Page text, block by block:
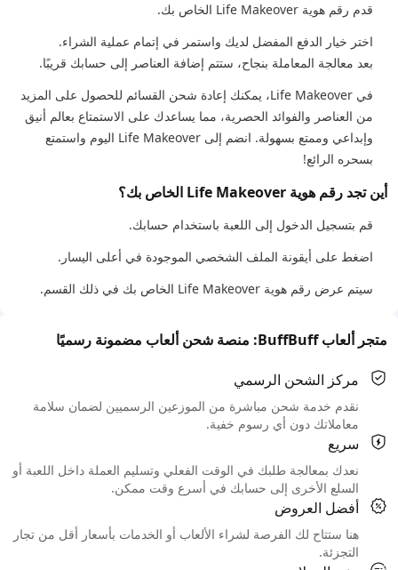
قدم رقم هوية Life Makeover الخاص بك.
اختر خيار الدفع المفضل لديك واستمر في إتمام عملية الشراء.
بعد معالجة المعاملة بنجاح، ستتم إضافة العناصر إلى حسابك قريبًا.
في Life Makeover، يمكنك إعادة شحن القسائم للحصول على المزيد
من العناصر والفوائد الحصرية، مما يساعدك على الاستمتاع بعالم أنيق
وإبداعي وممتع بسهولة. انضم إلى Life Makeover اليوم واستمتع
بسحره الرائع!
أين تجد رقم هوية Life Makeover الخاص بك؟
قم بتسجيل الدخول إلى اللعبة باستخدام حسابك.
اضغط على أيقونة الملف الشخصي الموجودة في أعلى اليسار.
سيتم عرض رقم هوية Life Makeover الخاص بك في ذلك القسم.
متجر ألعاب BuffBuff: منصة شحن ألعاب مضمونة رسميًا
مركز الشحن الرسمي
نقدم خدمة شحن مباشرة من الموزعين الرسميين لضمان سلامة
معاملاتك دون أي رسوم خفية.
سريع
نعدك بمعالجة طلبك في الوقت الفعلي وتسليم العملة داخل اللعبة أو
السلع الأخرى إلى حسابك في أسرع وقت ممكن.
أفضل العروض
هنا ستتاح لك الفرصة لشراء الألعاب أو الخدمات بأسعار أقل من تجار
التجزئة.